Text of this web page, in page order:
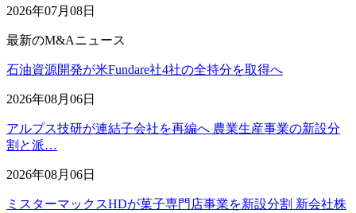
2026年07月08日
最新のM&Aニュース
石油資源開発が米Fundare社4社の全持分を取得へ
2026年08月06日
アルプス技研が連結子会社を再編へ 農業生産事業の新設分
割と派…
2026年08月06日
ミスターマックスHDが菓子専門店事業を新設分割 新会社株